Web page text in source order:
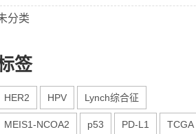
分类
签
HER2 HPV Lynch综合征
MEIS1-NCOA2 p53 PD-L1 TCGA